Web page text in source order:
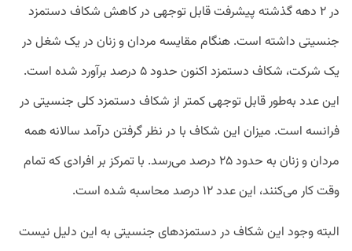
در ۲ دهه گذشته پیشرفت قابل توجهی در کاهش شکاف دستمزد
جنسیتی داشته است. هنگام مقایسه مردان و زنان در یک شغل در
یک شرکت، شکاف دستمزد اکنون حدود ۵ درصد برآورد شده است.
این عدد به‌طور قابل توجهی کمتر از شکاف دستمزد کلی جنسیتی در
فرانسه است. میزان این شکاف با در نظر گرفتن درآمد سالانه همه
مردان و زنان به حدود ۲۵ درصد می‌رسد. با تمرکز بر افرادی که تمام
وقت کار می‌کنند، این عدد ۱۲ درصد محاسبه شده است.
البته وجود این شکاف در دستمزدهای جنسیتی به این دلیل نیست